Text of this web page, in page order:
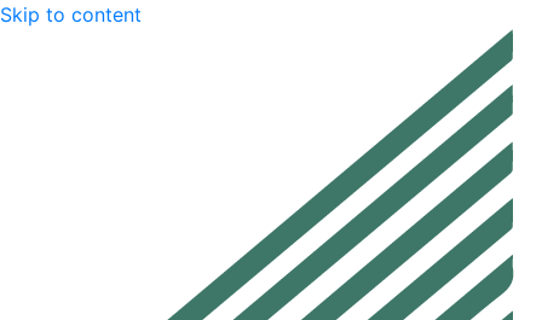
Skip to content